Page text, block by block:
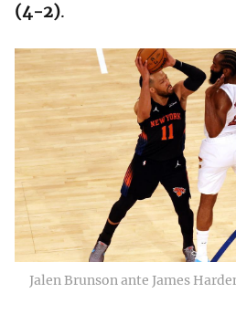
(4-2).
Jalen Brunson ante James